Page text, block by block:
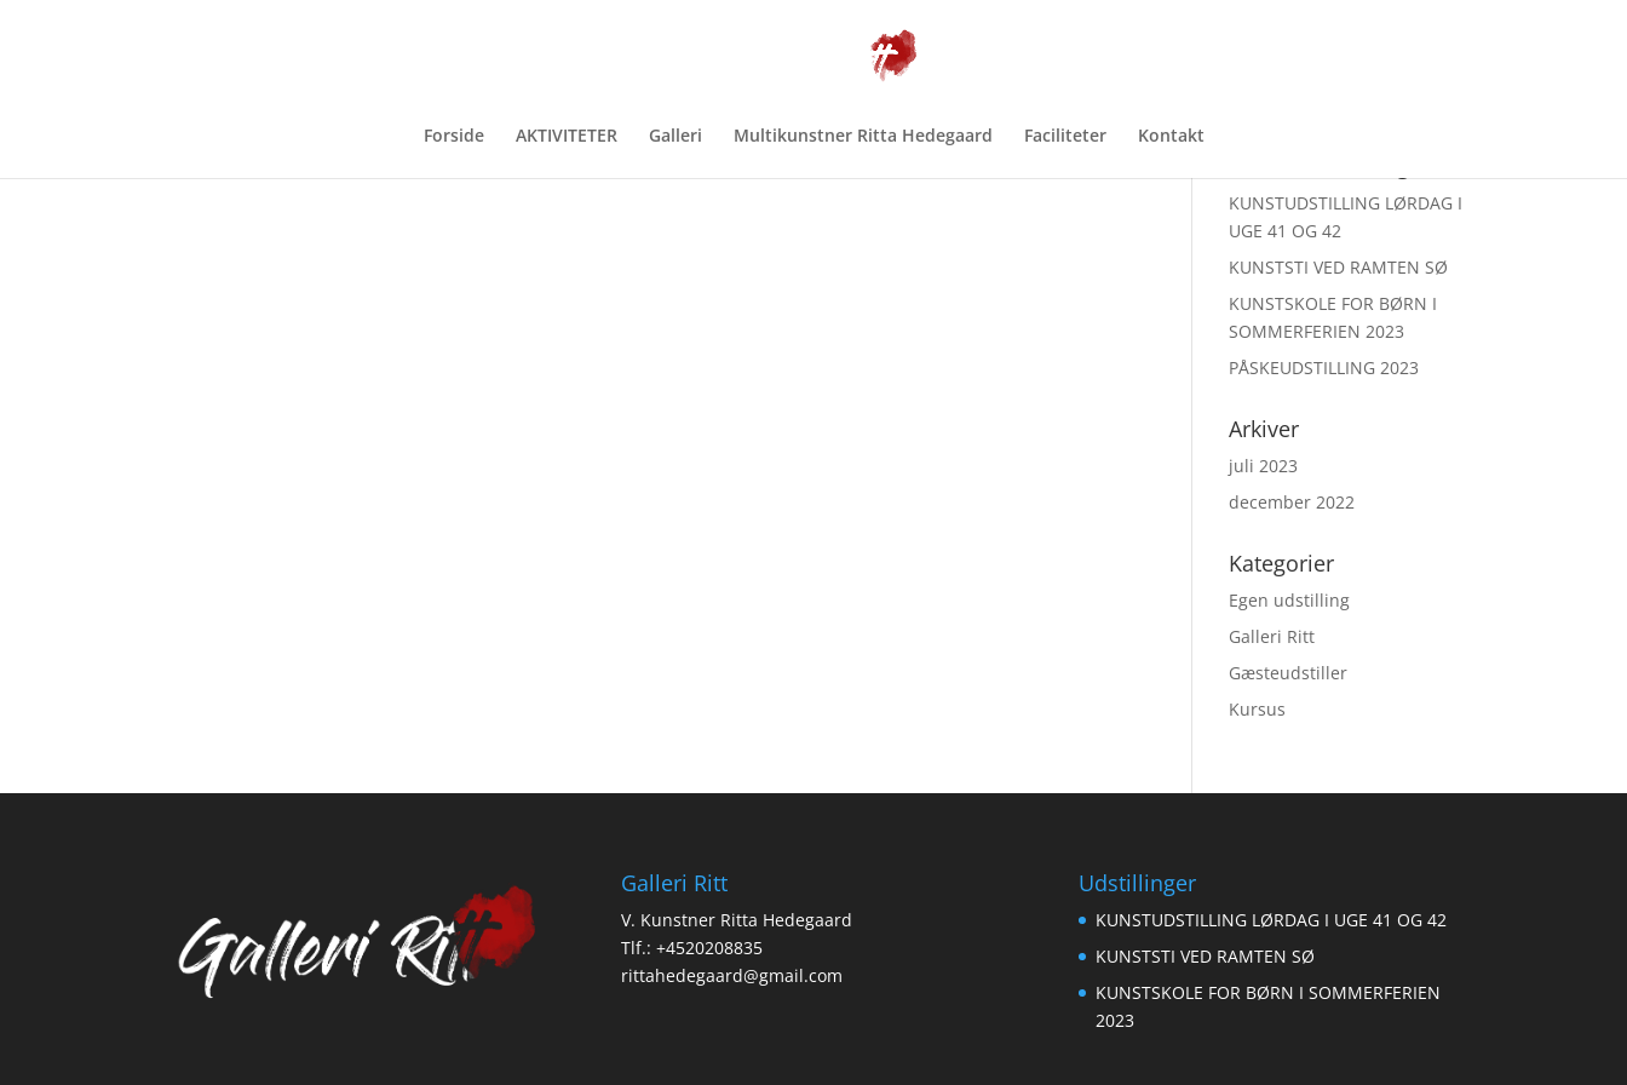
Forside AKTIVITETER Galleri Multikunstner Ritta Hedegaard Faciliteter Kontakt
KUNSTUDSTILLING LØRDAG I
UGE 41 OG 42
KUNSTSTI VED RAMTEN SØ
KUNSTSKOLE FOR BØRN I
SOMMERFERIEN 2023
PÅSKEUDSTILLING 2023
Arkiver
juli 2023
december 2022
Kategorier
Egen udstilling
Galleri Ritt
Gæsteudstiller
Kursus
Galleri Ritt
V. Kunstner Ritta Hedegaard
Tlf.: +4520208835
rittahedegaard@gmail.com
Udstillinger
KUNSTUDSTILLING LØRDAG I UGE 41 OG 42
KUNSTSTI VED RAMTEN SØ
KUNSTSKOLE FOR BØRN I SOMMERFERIEN
2023